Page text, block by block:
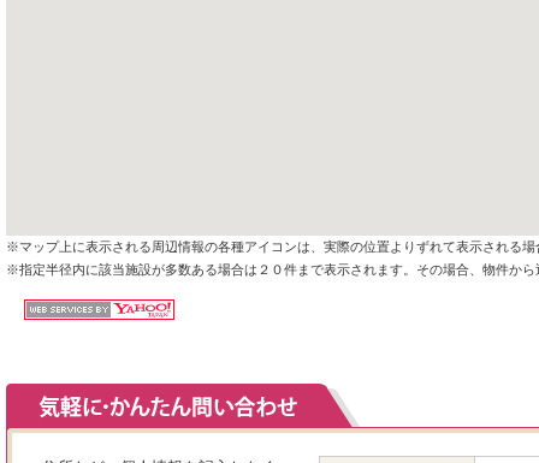
※マップ上に表示される周辺情報の各種アイコンは、実際の位置よりずれて表示される場
※指定半径内に該当施設が多数ある場合は２０件まで表示されます。その場合、物件か